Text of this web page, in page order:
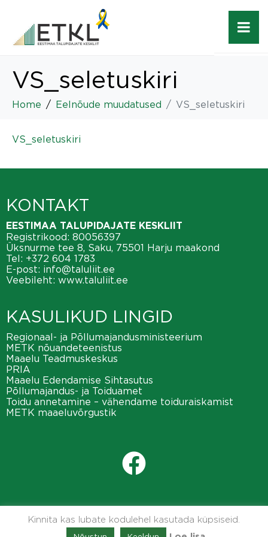
VS_seletuskiri
Home Eelnõude muudatused VS_seletuskiri
VS_seletuskiri
KONTAKT
EESTIMAA TALUPIDAJATE KESKLIIT
Registrikood: 80056397
Üksnurme tee 8, Saku, 75501 Harju maakond
Tel: +372 604 1783
E-post: info@taluliit.ee
Veebileht: www.taluliit.ee
KASULIKUD LINGID
Regionaal- ja Põllumajandusministeerium
METK nõuandeteenistus
Maaelu Teadmuskeskus
PRIA
Maaelu Edendamise Sihtasutus
Põllumajandus- ja Toiduamet
Toidu annetamine – vähendame toiduraiskamist
METK maaeluvõrgustik
Kinnita kas lubate kodulehel kasutada küpsiseid.